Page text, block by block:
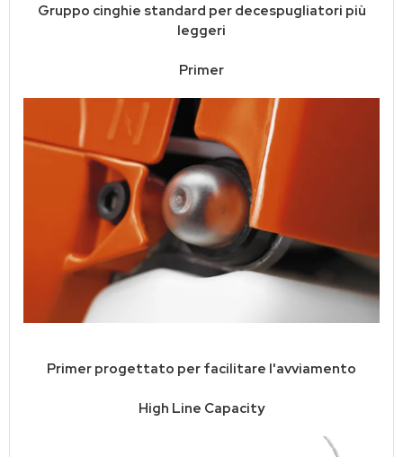
Gruppo cinghie standard per decespugliatori più
leggeri
Primer
Primer progettato per facilitare l'avviamento
High Line Capacity